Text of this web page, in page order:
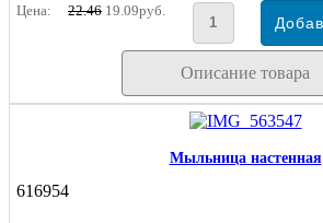
Цена: 22.46 19.09руб.
Описание товара
Мыльница настенная
616954